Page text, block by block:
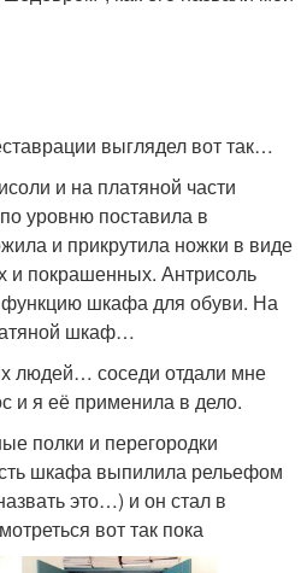
выглядел вот так…
и на платяной части
уровню поставила в
и прикрутила ножки в виде
и покрашенных. Антрисоль
функцию шкафа для обуви. На
шкаф…
людей… соседи отдали мне
и я её применила в дело.
полки и перегородки
шкафа выпилила рельефом
это…) и он стал в
вот так пока